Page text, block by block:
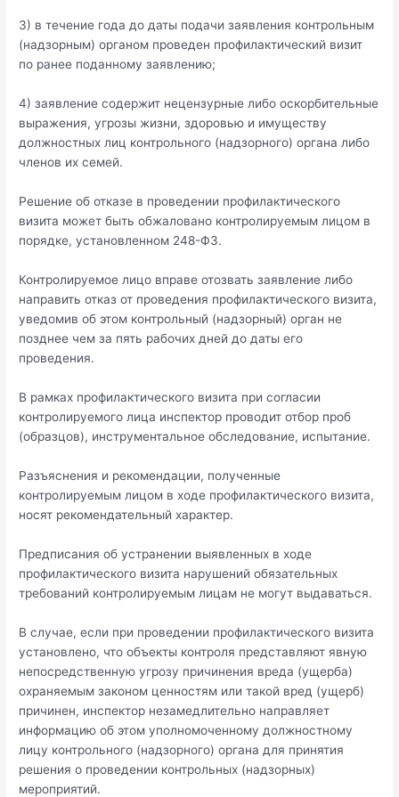
3) в течение года до даты подачи заявления контрольным
(надзорным) органом проведен профилактический визит
по ранее поданному заявлению;
4) заявление содержит нецензурные либо оскорбительные
выражения, угрозы жизни, здоровью и имуществу
должностных лиц контрольного (надзорного) органа либо
членов их семей.
Решение об отказе в проведении профилактического
визита может быть обжаловано контролируемым лицом в
порядке, установленном 248-ФЗ.
Контролируемое лицо вправе отозвать заявление либо
направить отказ от проведения профилактического визита,
уведомив об этом контрольный (надзорный) орган не
позднее чем за пять рабочих дней до даты его
проведения.
В рамках профилактического визита при согласии
контролируемого лица инспектор проводит отбор проб
(образцов), инструментальное обследование, испытание.
Разъяснения и рекомендации, полученные
контролируемым лицом в ходе профилактического визита,
носят рекомендательный характер.
Предписания об устранении выявленных в ходе
профилактического визита нарушений обязательных
требований контролируемым лицам не могут выдаваться.
В случае, если при проведении профилактического визита
установлено, что объекты контроля представляют явную
непосредственную угрозу причинения вреда (ущерба)
охраняемым законом ценностям или такой вред (ущерб)
причинен, инспектор незамедлительно направляет
информацию об этом уполномоченному должностному
лицу контрольного (надзорного) органа для принятия
решения о проведении контрольных (надзорных)
мероприятий.